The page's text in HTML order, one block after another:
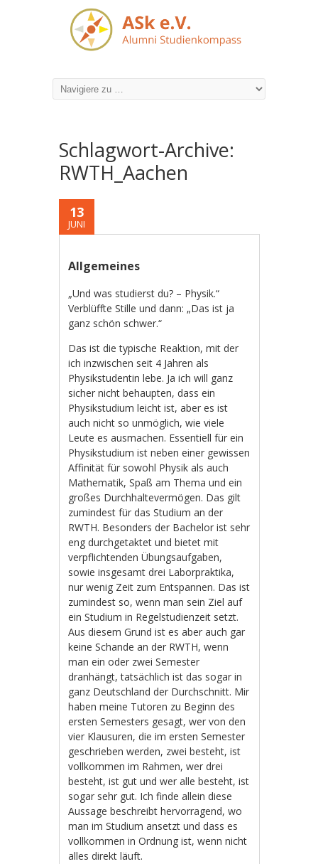
Schlagwort-Archive:
RWTH_Aachen
13
JUNI
Allgemeines
„Und was studierst du? – Physik.“
Verblüffte Stille und dann: „Das ist ja
ganz schön schwer.“
Das ist die typische Reaktion, mit der
ich inzwischen seit 4 Jahren als
Physikstudentin lebe. Ja ich will ganz
sicher nicht behaupten, dass ein
Physikstudium leicht ist, aber es ist
auch nicht so unmöglich, wie viele
Leute es ausmachen. Essentiell für ein
Physikstudium ist neben einer gewissen
Affinität für sowohl Physik als auch
Mathematik, Spaß am Thema und ein
großes Durchhaltevermögen. Das gilt
zumindest für das Studium an der
RWTH. Besonders der Bachelor ist sehr
eng durchgetaktet und bietet mit
verpflichtenden Übungsaufgaben,
sowie insgesamt drei Laborpraktika,
nur wenig Zeit zum Entspannen. Das ist
zumindest so, wenn man sein Ziel auf
ein Studium in Regelstudienzeit setzt.
Aus diesem Grund ist es aber auch gar
keine Schande an der RWTH, wenn
man ein oder zwei Semester
dranhängt, tatsächlich ist das sogar in
ganz Deutschland der Durchschnitt. Mir
haben meine Tutoren zu Beginn des
ersten Semesters gesagt, wer von den
vier Klausuren, die im ersten Semester
geschrieben werden, zwei besteht, ist
vollkommen im Rahmen, wer drei
besteht, ist gut und wer alle besteht, ist
sogar sehr gut. Ich finde allein diese
Aussage beschreibt hervorragend, wo
man im Studium ansetzt und dass es
vollkommen in Ordnung ist, wenn nicht
alles direkt läuft.